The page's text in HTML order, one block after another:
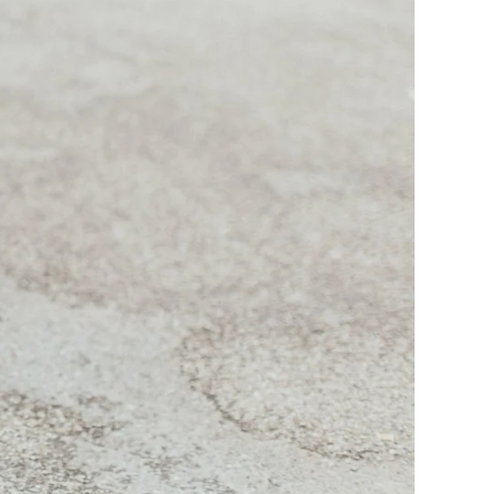
Besau-Marguerre